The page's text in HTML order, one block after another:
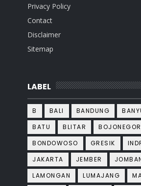
Privacy Policy
Contact
Disclaimer
Sitemap
LABEL
B BALI BANDUNG
BATU
BLITAR
BONDOWOSO
GRESIK
JAKARTA
JEMBER
LAMONGAN
LUMAJANG